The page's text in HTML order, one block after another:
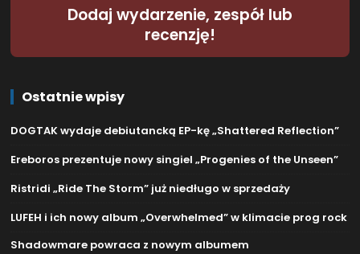
Dodaj wydarzenie, zespół lub
recenzję!
Ostatnie wpisy
DOGTAK wydaje debiutancką EP-kę „Shattered Reflection”
Ereboros prezentuje nowy singiel „Progenies of the Unseen”
Ristridi „Ride The Storm” już niedługo w sprzedaży
LUFEH i ich nowy album „Overwhelmed” w klimacie prog rock
Shadowmare powraca z nowym albumem